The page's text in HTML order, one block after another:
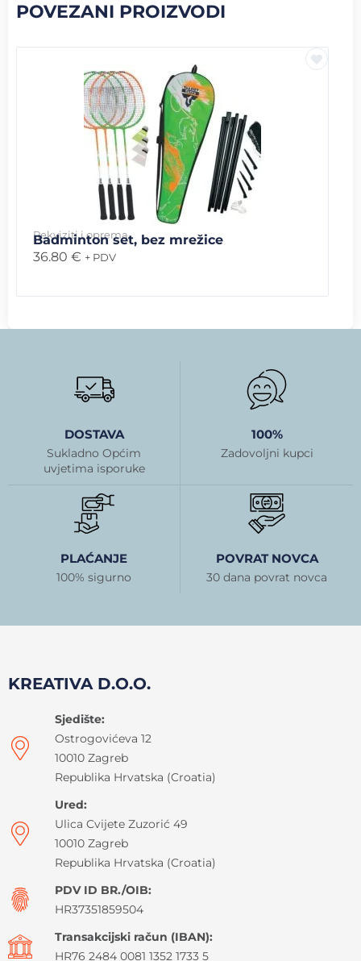
POVEZANI PROIZVODI
Rekviziti i oprema
Badminton set, bez mrežice
36.80 € + PDV
DOSTAVA
Sukladno Općim
uvjetima isporuke
100%
Zadovoljni kupci
PLAĆANJE
100% sigurno
POVRAT NOVCA
30 dana povrat novca
KREATIVA D.O.O.
Sjedište:
Ostrogovićeva 12
10010 Zagreb
Republika Hrvatska (Croatia)
Ured:
Ulica Cvijete Zuzorić 49
10010 Zagreb
Republika Hrvatska (Croatia)
PDV ID BR./OIB:
HR37351859504
Transakcijski račun (IBAN):
HR76 2484 0081 1352 1733 5